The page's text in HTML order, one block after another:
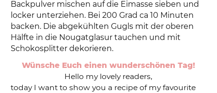
Backpulver mischen auf die Eimasse sieben und
locker unterziehen. Bei 200 Grad ca 10 Minuten
backen. Die abgekühlten Gugls mit der oberen
Hälfte in die Nougatglasur tauchen und mit
Schokosplitter dekorieren.
Wünsche Euch einen wunderschönen Tag!
Hello my lovely readers,
today I want to show you a recipe of my favourite